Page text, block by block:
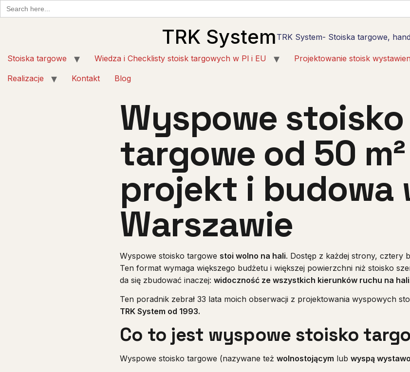
Search
for:
TRK System TRK System- Stoiska targowe,
Stoiska targowe Wiedza i Checklisty stoisk targowych w Pl i EU Projektowanie stoisk
Realizacje Kontakt Blog
Wyspowe stoisko
targowe od 50
projekt i budowa
Warszawie
Wyspowe stoisko targowe stoi wolno na hali. Dostęp z każdej strony, cztery
Ten format wymaga większego budżetu i większej powierzchni niż stoisko
da się zbudować inaczej: widoczność ze wszystkich kierunków ruchu na hali
Ten poradnik zebrał 33 lata moich obserwacji z projektowania wyspowych
TRK System od 1993.
Co to jest wyspowe stoisko
Wyspowe stoisko targowe (nazywane też wolnostojącym lub wyspą